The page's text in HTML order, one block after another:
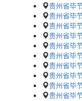
贵州省毕
贵州省毕
贵州省毕
贵州省毕
贵州省毕
贵州省毕
贵州省毕
贵州省毕
贵州省毕
贵州省毕